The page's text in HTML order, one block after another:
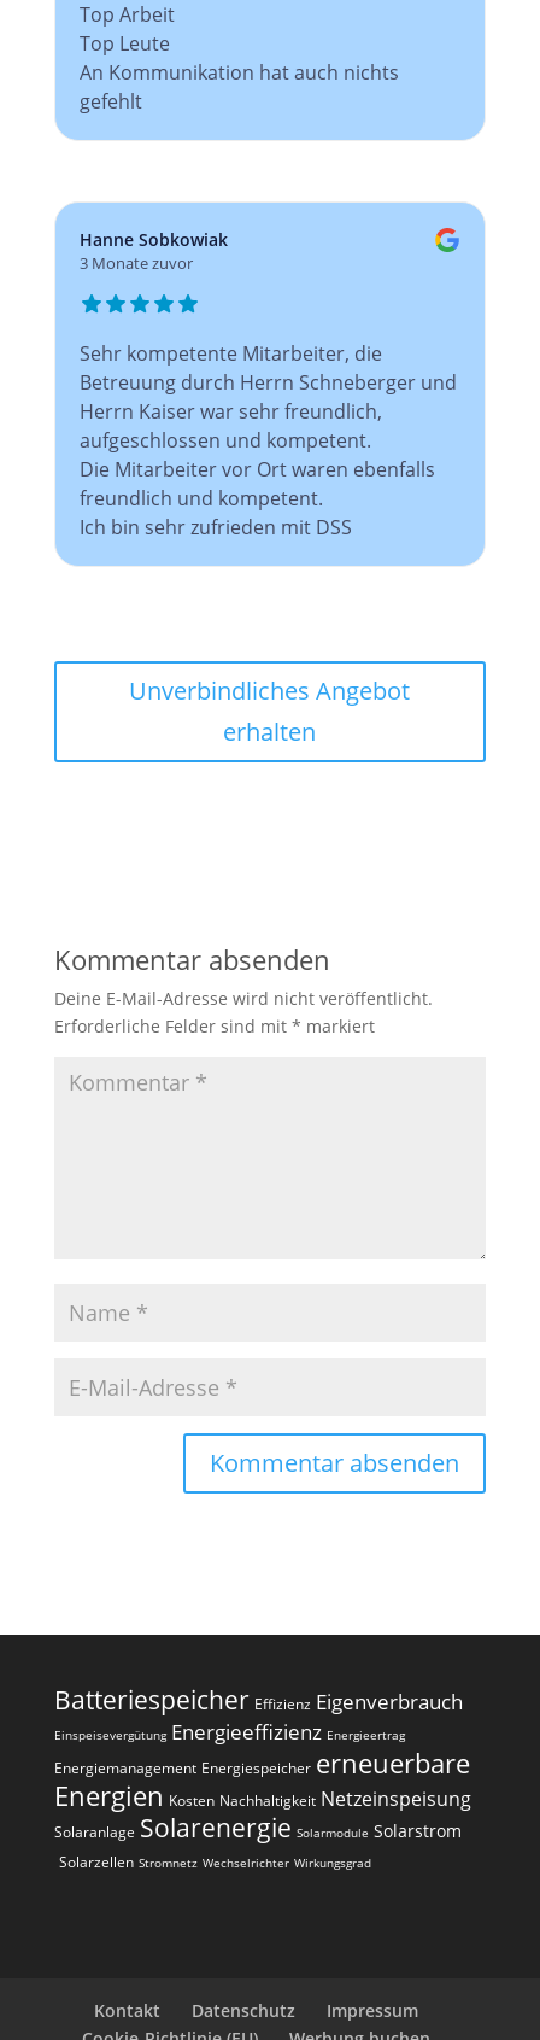
Top Arbeit
Top Leute
An Kommunikation hat auch nichts
gefehlt
Hanne Sobkowiak
3 Monate zuvor
Sehr kompetente Mitarbeiter, die
Betreuung durch Herrn Schneberger und
Herrn Kaiser war sehr freundlich,
aufgeschlossen und kompetent.
Die Mitarbeiter vor Ort waren ebenfalls
freundlich und kompetent.
Ich bin sehr zufrieden mit DSS
Unverbindliches Angebot
erhalten
Kommentar absenden
Deine E-Mail-Adresse wird nicht veröffentlicht.
Erforderliche Felder sind mit * markiert
t
i
v
e
:
Batteriespeicher Effizienz Eigenverbrauch
Einspeisevergütung Energieeffizienz Energieertrag
Energiemanagement Energiespeicher erneuerbare
Energien Kosten Nachhaltigkeit Netzeinspeisung
Solaranlage Solarenergie Solarmodule Solarstrom
Solarzellen Stromnetz Wechselrichter Wirkungsgrad
Kontakt Datenschutz
Impressum